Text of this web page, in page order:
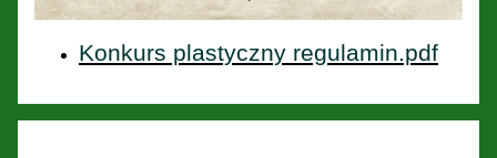
Konkurs plastyczny regulamin.pdf